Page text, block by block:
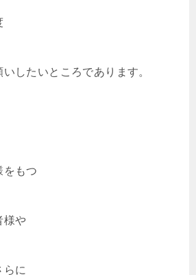
したいところであります。
をもつ
様や
らに